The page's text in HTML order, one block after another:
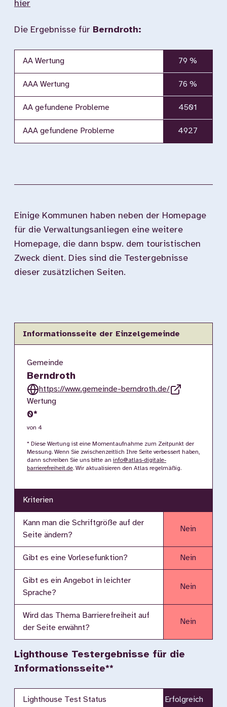
hier
Die Ergebnisse für Berndroth:
AA Wertung 79 %
AAA Wertung 76 %
AA gefundene Probleme 4501
AAA gefundene Probleme 4927
Einige Kommunen haben neben der Homepage
für die Verwaltungsanliegen eine weitere
Homepage, die dann bspw. dem touristischen
Zweck dient. Dies sind die Testergebnisse
dieser zusätzlichen Seiten.
Informationsseite der Einzelgemeinde
Gemeinde
Berndroth
https://www.gemeinde-berndroth.de/
Wertung
0*
von 4
* Diese Wertung ist eine Momentaufnahme zum Zeitpunkt der
Messung. Wenn Sie zwischenzeitlich Ihre Seite verbessert haben,
dann schreiben Sie uns bitte an info@atlas-digitale-
barrierefreiheit.de. Wir aktualisieren den Atlas regelmäßig.
Kriterien
Kann man die Schriftgröße auf der
Seite ändern?
Nein
Gibt es eine Vorlesefunktion? Nein
Gibt es ein Angebot in leichter
Sprache?
Nein
Wird das Thema Barrierefreiheit auf
der Seite erwähnt?
Nein
Lighthouse Testergebnisse für die
Informationsseite**
Lighthouse Test Status
Erfolgreich